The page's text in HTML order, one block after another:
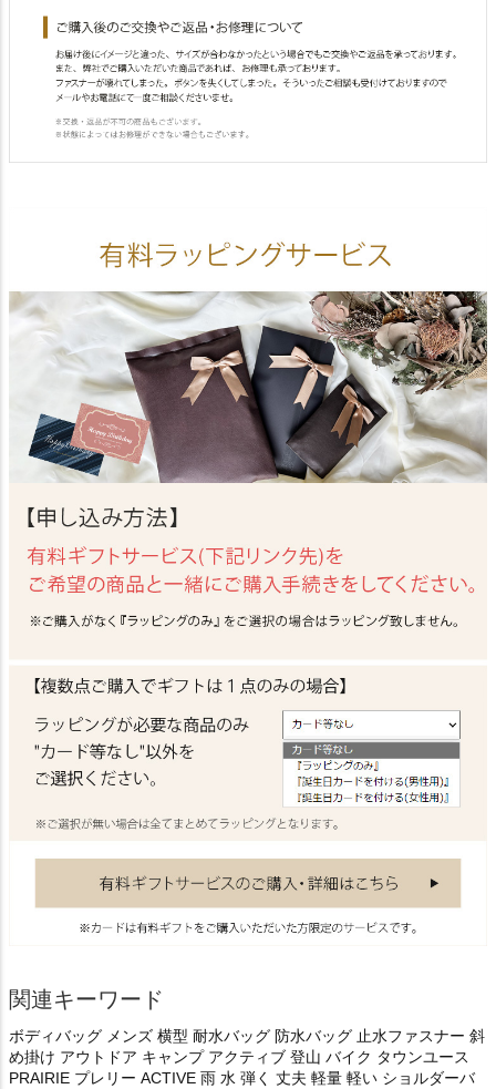
関連キーワード
ボディバッグ メンズ 横型 耐水バッグ 防水バッグ 止水ファスナー 斜
め掛け アウトドア キャンプ アクティブ 登山 バイク タウンユース
PRAIRIE プレリー ACTIVE 雨 水 弾く 丈夫 軽量 軽い ショルダーバ